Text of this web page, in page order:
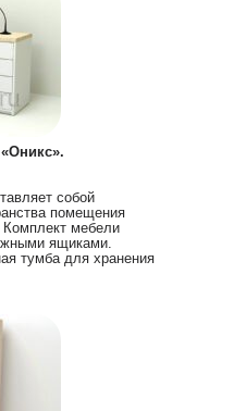
собой
помещения
мебели
ящиками.
тумба для хранения